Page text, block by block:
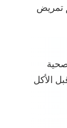
تمريض
الأكل